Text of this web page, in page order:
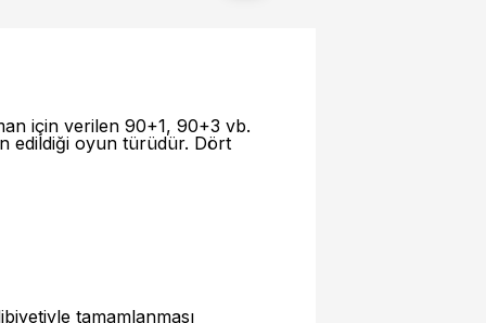
için verilen 90+1, 90+3 vb.
edildiği oyun türüdür. Dört
tamamlanması